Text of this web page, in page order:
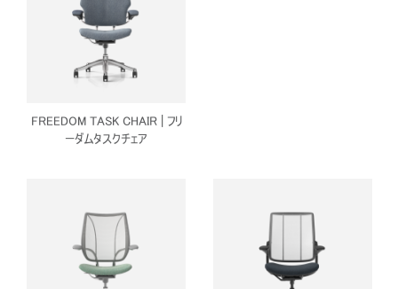
あなたの場所を選択してください
サインイン
リファレンスコード
FREEDOM TASK CHAIR | フリ
ーダムタスクチェア